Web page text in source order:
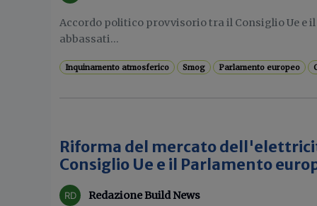
Accordo politico provvisorio tra il Consiglio Ue e
abbassati...
Inquinamento atmosferico Smog Parlamento europeo
Riforma del mercato
Consiglio Ue e il Parlamento
Redazione Build News